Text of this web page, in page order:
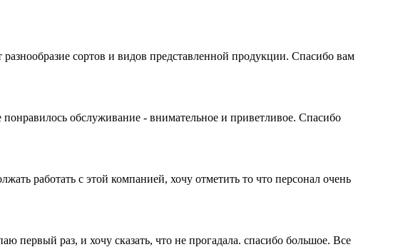
сортов и видов представленной продукции. Спасибо вам
обслуживание - внимательное и приветливое. Спасибо
работать с этой компанией, хочу отметить то что персонал очень
раз, и хочу сказать, что не прогадала. спасибо большое. Все